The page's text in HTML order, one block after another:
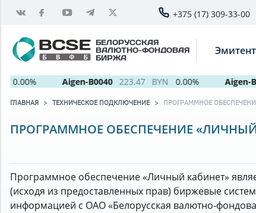
+375 (17) 309-33-00
БЕЛОРУССКАЯ
ВАЛЮТНО-ФОНДОВАЯ
БИРЖА
0.00% Aigen-B0040 223.47 BYN 0.00% Aigen-
ГЛАВНАЯ ТЕХНИЧЕСКОЕ ПОДКЛЮЧЕНИЕ ПРОГРАММНОЕ
ПРОГРАММНОЕ ОБЕСПЕЧЕНИЕ
Программное обеспечение «Личный кабинет»
(исходя из предоставленных прав) биржевые
информацией с ОАО «Белорусская валютно-